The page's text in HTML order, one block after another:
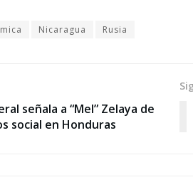
Nicaragua Rusia
señala a “Mel” Zelaya de
social en Honduras